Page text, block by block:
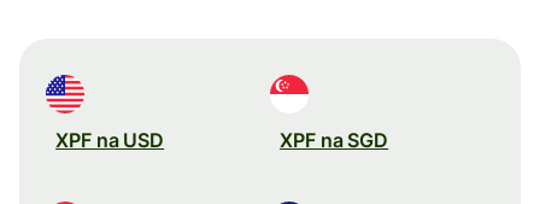
XPF na USD XPF na SGD